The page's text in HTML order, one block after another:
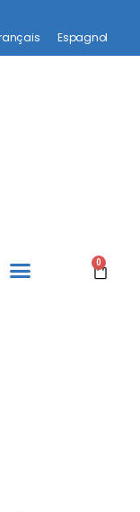
Espagnol
0